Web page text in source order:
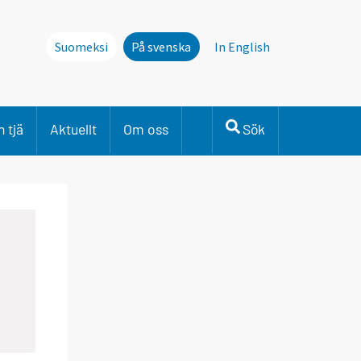
Suomeksi På svenska In English
tjä Aktuellt Om oss Sök